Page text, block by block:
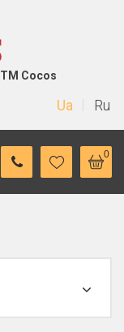
TM Cocos
Ua Ru
0